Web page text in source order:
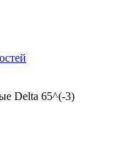
Delta 65^(-3)